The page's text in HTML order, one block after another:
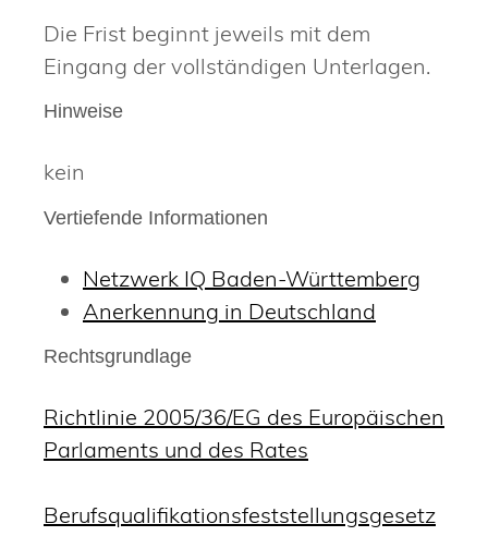
Die Frist beginnt jeweils mit dem
Eingang der vollständigen Unterlagen.
Hinweise
kein
Vertiefende Informationen
Netzwerk IQ Baden-Württemberg
Anerkennung in Deutschland
Rechtsgrundlage
Richtlinie 2005/36/EG des Europäischen
Parlaments und des Rates
Berufsqualifikationsfeststellungsgesetz